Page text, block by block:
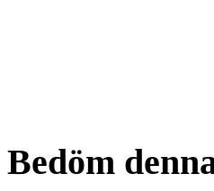
Bedöm